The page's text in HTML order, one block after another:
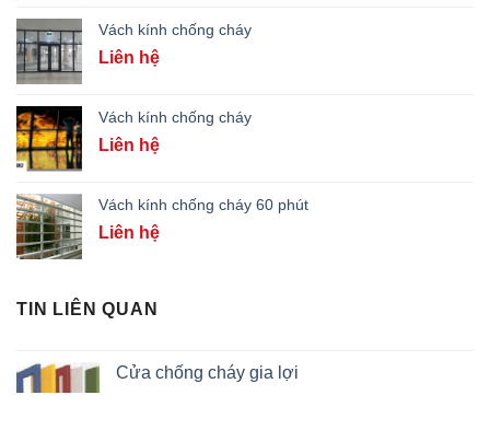
Vách kính chống cháy
Liên hệ
Vách kính chống cháy
Liên hệ
Vách kính chống cháy 60 phút
Liên hệ
TIN LIÊN QUAN
Cửa chống cháy gia lợi